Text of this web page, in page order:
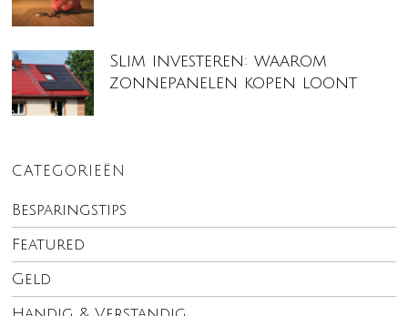
Slim investeren: waarom
zonnepanelen kopen loont
CATEGORIEËN
Besparingstips
Featured
Geld